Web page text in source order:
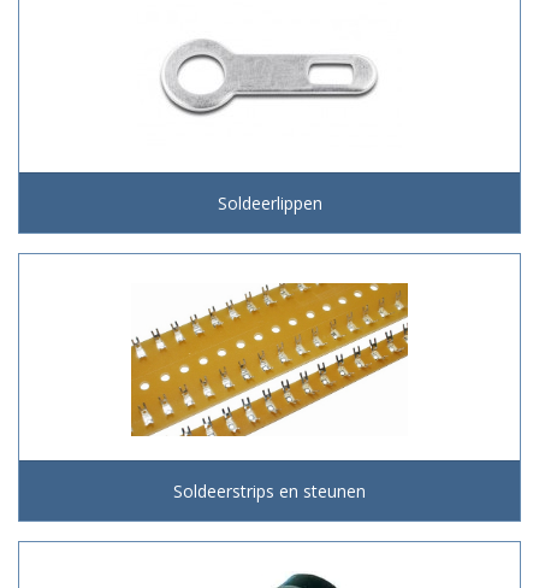
Soldeerlippen
Soldeerstrips en steunen